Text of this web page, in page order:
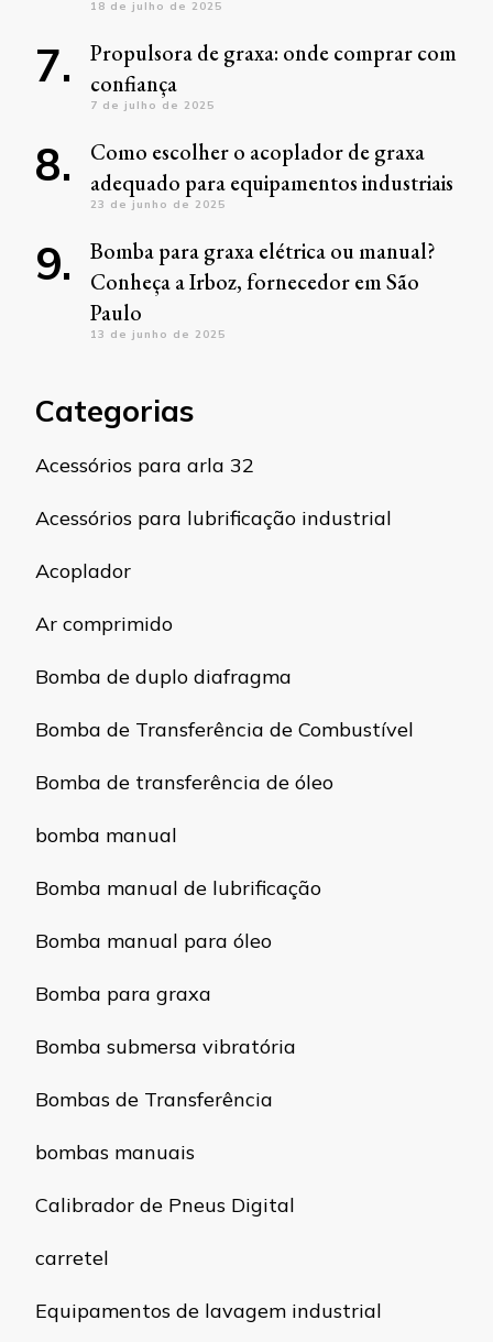
18 de julho de 2025
Propulsora de graxa: onde comprar com
confiança
7 de julho de 2025
Como escolher o acoplador de graxa
adequado para equipamentos industriais
23 de junho de 2025
Bomba para graxa elétrica ou manual?
Conheça a Irboz, fornecedor em São
Paulo
13 de junho de 2025
Categorias
Acessórios para arla 32
Acessórios para lubrificação industrial
Acoplador
Ar comprimido
Bomba de duplo diafragma
Bomba de Transferência de Combustível
Bomba de transferência de óleo
bomba manual
Bomba manual de lubrificação
Bomba manual para óleo
Bomba para graxa
Bomba submersa vibratória
Bombas de Transferência
bombas manuais
Calibrador de Pneus Digital
carretel
Equipamentos de lavagem industrial